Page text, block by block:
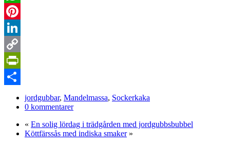
WhatsApp
Pinterest
LinkedIn
Copy
Link
PrintFriendly
jordgubbar, Mandelmassa, Sockerkaka
0 kommentarer
« En solig lördag i trädgården med jordgubbsbubbel
Köttfärssås med indiska smaker»